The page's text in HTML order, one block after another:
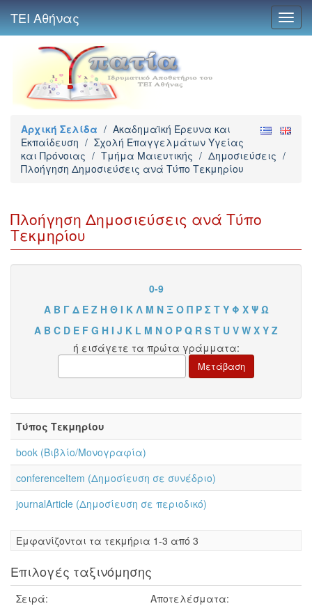
ΤΕΙ Αθήνας
Αρχική Σελίδα / Ακαδημαϊκή Έρευνα και
Εκπαίδευση / Σχολή Επαγγελμάτων Υγείας
και Πρόνοιας / Τμήμα Μαιευτικής / Δημοσιεύσεις /
Πλοήγηση Δημοσιεύσεις ανά Τύπο Τεκμηρίου
Πλοήγηση Δημοσιεύσεις ανά Τύπο
Τεκμηρίου
0-9
Α Β Γ Δ Ε Ζ Η Θ Ι Κ Λ Μ Ν Ξ Ο Π Ρ Σ Τ Υ Φ Χ Ψ Ω
A B C D E F G H I J K L M N O P Q R S T U V W X Y Z
ή εισάγετε τα πρώτα γράμματα:
Τύπος Τεκμηρίου
book (Βιβλίο/Μονογραφία)
conferenceItem (Δημοσίευση σε συνέδριο)
journalArticle (Δημοσίευση σε περιοδικό)
Eμφανίζονται τα τεκμήρια 1-3 από 3
Επιλογές ταξινόμησης
Σειρά: Αποτελέσματα: